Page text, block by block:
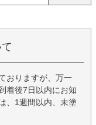
おりますが、万一
着後7日以内にお知
、1週間以内、未塗